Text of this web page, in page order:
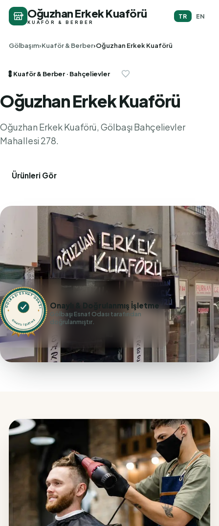
Oğuzhan Erkek Kuaförü
KUAFÖR & BERBER
TR EN
Gölbaşım Kuaför & Berber Oğuzhan Erkek Kuaförü
💈Kuaför & Berber · Bahçelievler
Oğuzhan Erkek Kuaförü
Oğuzhan Erkek Kuaförü, Gölbaşı Bahçelievler
Mahallesi 278.
Ürünleri Gör
GÖLBAŞI ESNAF ODASI
ONAYLI İŞLETME
Onaylı & Doğrulanmış İşletme
Gölbaşı Esnaf Odası tarafından
doğrulanmıştır.